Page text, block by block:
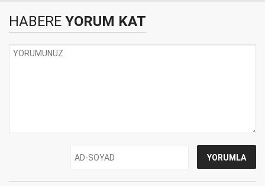
HABERE YORUM KAT